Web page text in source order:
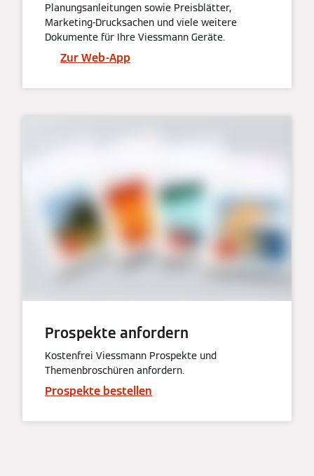
Planungsanleitungen sowie Preisblätter,
Marketing-Drucksachen und viele weitere
Dokumente für Ihre Viessmann Geräte.
Zur Web-App
Prospekte anfordern
Kostenfrei Viessmann Prospekte und
Themenbroschüren anfordern.
Prospekte bestellen